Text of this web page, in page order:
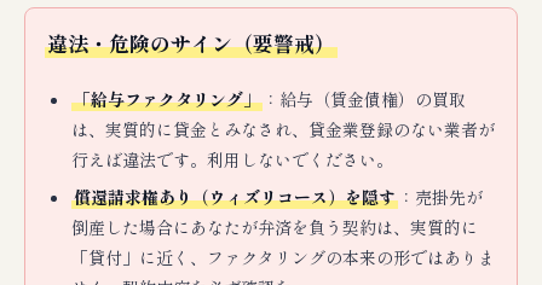
違法・危険のサイン（要警戒）
「給与ファクタリング」 ：給与（賃金債権）の買取
は、実質的に貸金とみなされ、貸金業登録のない業者が
行えば違法です。利用しないでください。
償還請求権あり（ウィズリコース）を隠す ：売掛先が
倒産した場合にあなたが弁済を負う契約は、実質的に
「貸付」に近く、ファクタリングの本来の形ではありま